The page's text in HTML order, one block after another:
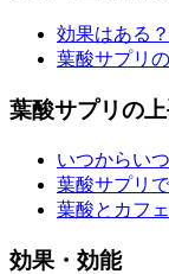
効果はある
葉酸サプリ
葉酸サプリの
いつからい
葉酸サプリ
葉酸とカフ
効果・効能